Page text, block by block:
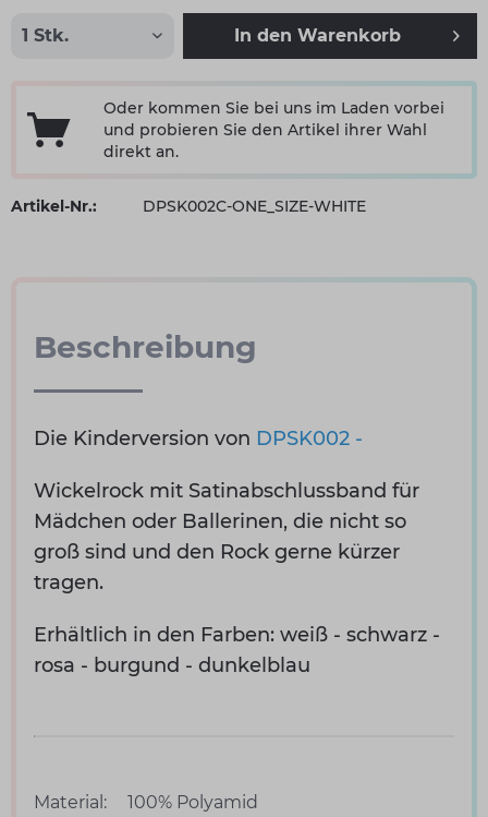
In den Warenkorb
Oder kommen Sie bei uns im Laden vorbei
und probieren Sie den Artikel ihrer Wahl
direkt an.
Artikel-Nr.: DPSK002C-ONE_SIZE-WHITE
Beschreibung
Die Kinderversion von DPSK002 -
Wickelrock mit Satinabschlussband für
Mädchen oder Ballerinen, die nicht so
groß sind und den Rock gerne kürzer
tragen.
Erhältlich in den Farben: weiß - schwarz -
rosa - burgund - dunkelblau
Material:
100% Polyamid